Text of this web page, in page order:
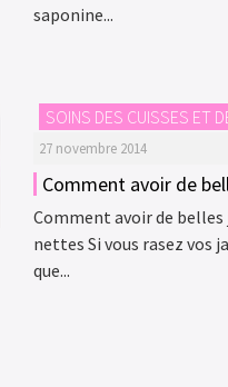
saponine...
SOINS DES CUISSES ET
27 novembre 2014
Comment avoir de
Comment avoir de
nettes Si vous rasez vos
que...